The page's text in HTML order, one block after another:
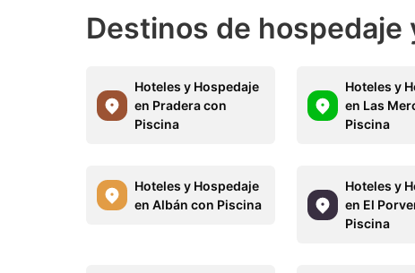
Destinos de
Hoteles y Hospedaje
en Pradera con
Piscina
Hoteles y
en Las
Piscina
Hoteles y Hospedaje
en Albán con Piscina
Hoteles y
en El
Piscina